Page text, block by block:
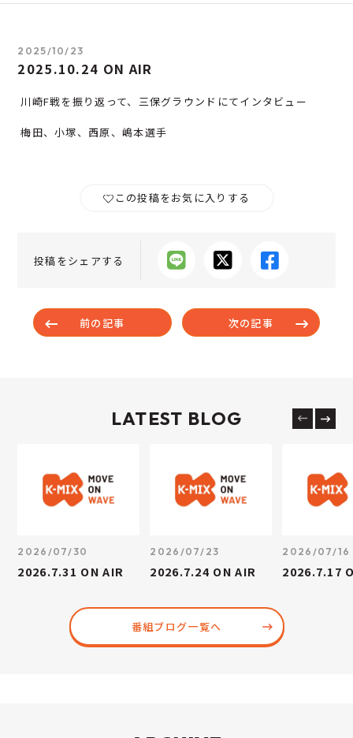
2025/10/23
2025.10.24 ON AIR
川崎F戦を振り返って、三保グラウンドにてインタビュー
梅田、小塚、西原、嶋本選手
この投稿をお気に入りする
投稿をシェアする
前の記事 次の記事
LATEST BLOG
2026/07/30
2026.7.31 ON AIR
2026/07/23
2026.7.24 ON AIR
2026/07/16
2026.7.17
番組ブログ一覧へ